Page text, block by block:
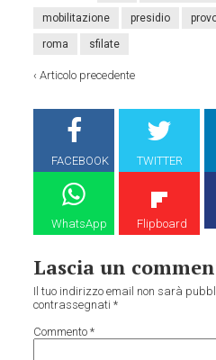
mobilitazione presidio
roma sfilate
‹Articolo precedente
FACEBOOK TWITTER
WhatsApp Flipboard
Lascia un
Il tuo indirizzo email non sarà
contrassegnati*
Commento*